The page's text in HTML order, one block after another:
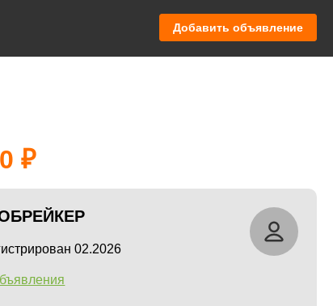
Добавить объявление
02.2026